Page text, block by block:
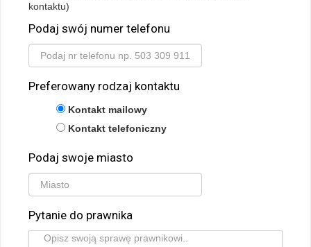
kontaktu)
Podaj swój numer telefonu
Preferowany rodzaj kontaktu
Kontakt mailowy
Kontakt telefoniczny
Podaj swoje miasto
Pytanie do prawnika